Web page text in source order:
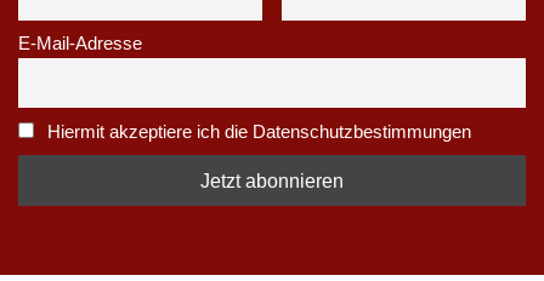
E-Mail-Adresse
Hiermit akzeptiere ich die Datenschutzbestimmungen